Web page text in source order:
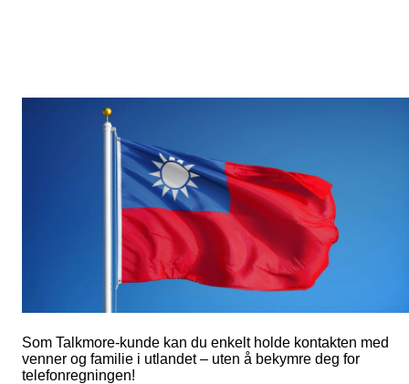
Som Talkmore-kunde kan du enkelt holde kontakten med
venner og familie i utlandet – uten å bekymre deg for
telefonregningen!